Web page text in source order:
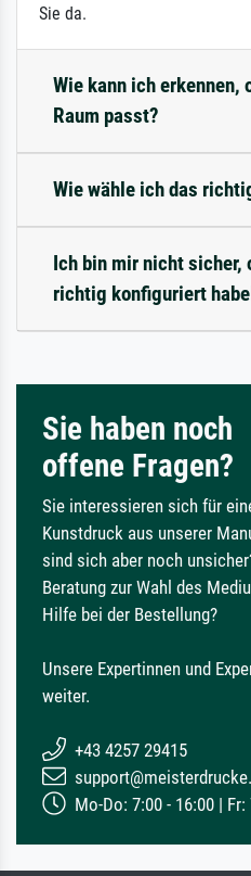
Sie da.
Wie kann ich erkennen,
Raum passt?
Wie wähle ich das
Ich bin mir nicht sicher,
richtig konfiguriert
Sie haben noch
offene Fragen?
Sie interessieren sich für
Kunstdruck aus unserer
sind sich aber noch
Beratung zur Wahl des
Hilfe bei der Bestellung?
Unsere Expertinnen und
weiter.
+43 4257 29415
Mo-Do: 7:00 - 16:00 | Fr: